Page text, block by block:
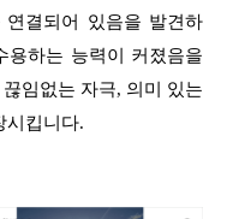
연결되어 있음을 발견하
용하는 능력이 커졌음을
임없는 자극, 의미 있는
시킵니다.